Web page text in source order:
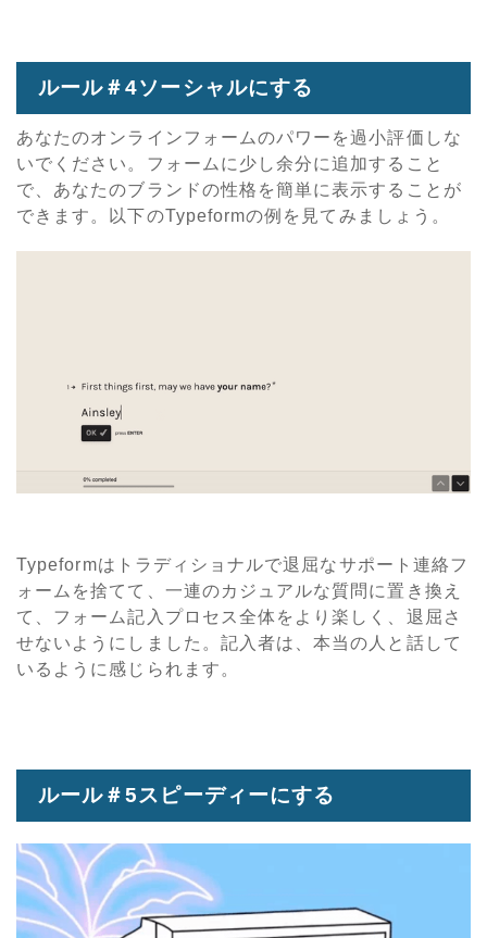
ルール＃4ソーシャルにする
あなたのオンラインフォームのパワーを過小評価しな
いでください。フォームに少し余分に追加すること
で、あなたのブランドの性格を簡単に表示することが
できます。以下のTypeformの例を見てみましょう。
Typeformはトラディショナルで退屈なサポート連絡フ
ォームを捨てて、一連のカジュアルな質問に置き換え
て、フォーム記入プロセス全体をより楽しく、退屈さ
せないようにしました。記入者は、本当の人と話して
いるように感じられます。
ルール＃5スピーディーにする